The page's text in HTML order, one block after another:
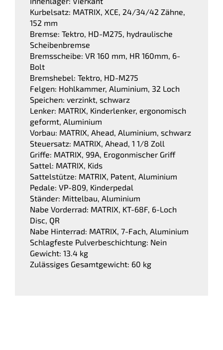
Kurbelsatz: MATRIX, XCE, 24/34/42 Zähne,
152 mm
Bremse: Tektro, HD-M275, hydraulische
Scheibenbremse
Bremsscheibe: VR 160 mm, HR 160mm, 6-
Bolt
Bremshebel: Tektro, HD-M275
Felgen: Hohlkammer, Aluminium, 32 Loch
Speichen: verzinkt, schwarz
Lenker: MATRIX, Kinderlenker, ergonomisch
geformt, Aluminium
Vorbau: MATRIX, Ahead, Aluminium, schwarz
Steuersatz: MATRIX, Ahead, 1 1/8 Zoll
Griffe: MATRIX, 99A, Erogonmischer Griff
Sattel: MATRIX, Kids
Sattelstütze: MATRIX, Patent, Aluminium
Pedale: VP-809, Kinderpedal
Ständer: Mittelbau, Aluminium
Nabe Vorderrad: MATRIX, KT-68F, 6-Loch
Disc, QR
Nabe Hinterrad: MATRIX, 7-Fach, Aluminium
Schlagfeste Pulverbeschichtung: Nein
Gewicht: 13.4 kg
Zulässiges Gesamtgewicht: 60 kg